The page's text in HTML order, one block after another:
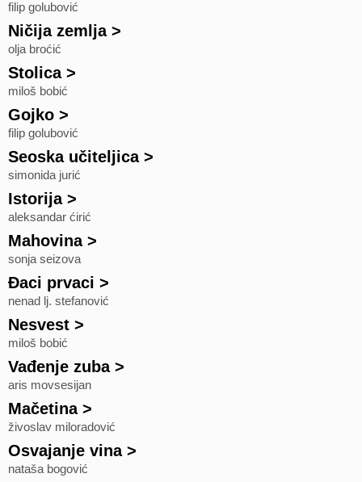
filip golubović
Ničija zemlja>
olja broćić
Stolica>
miloš bobić
Gojko >
filip golubović
Seoska učiteljica>
simonida jurić
Istorija>
aleksandar ćirić
Mahovina>
sonja seizova
Đaci prvaci >
nenad lj. stefanović
Nesvest >
miloš bobić
Vađenje zuba>
aris movsesijan
Mačetina>
živoslav miloradović
Osvajanje vina>
nataša bogović